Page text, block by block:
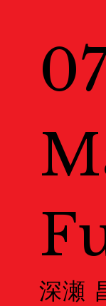
深瀬
展示情報
会場一覧